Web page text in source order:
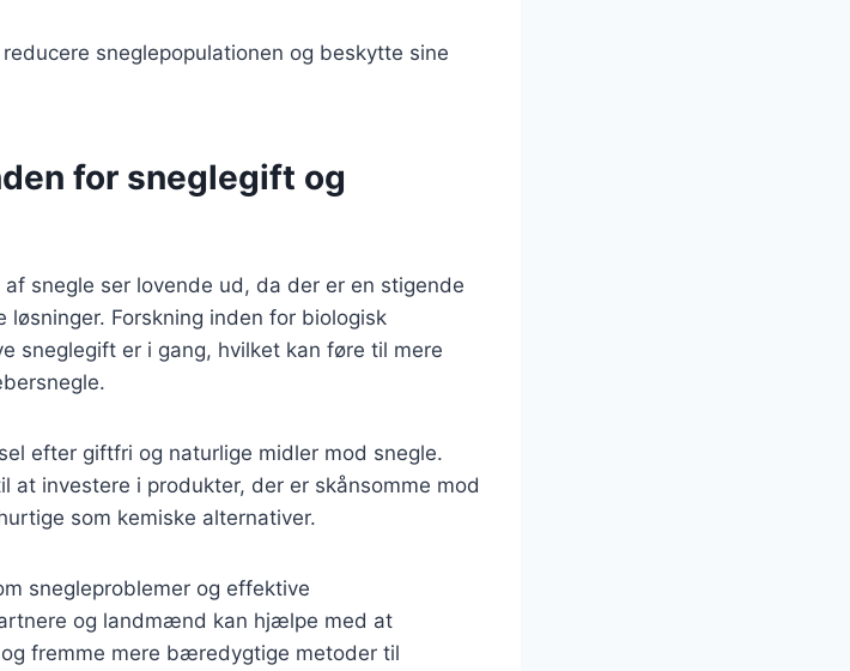
sneglepopulationen og beskytte sine
for sneglegift og
snegle ser lovende ud, da der er en stigende
Forskning inden for biologisk
sneglegift er i gang, hvilket kan føre til mere
efter giftfri og naturlige midler mod snegle.
investere i produkter, der er skånsomme mod
som kemiske alternativer.
snegleproblemer og effektive
og landmænd kan hjælpe med at
fremme mere bæredygtige metoder til